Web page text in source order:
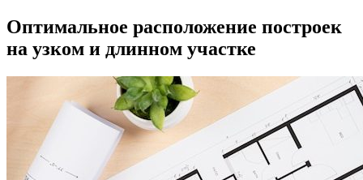
Оптимальное расположение построек
на узком и длинном участке